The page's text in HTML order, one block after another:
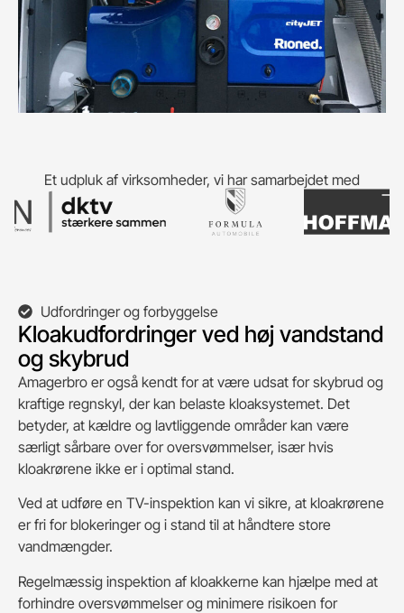
Et udpluk af virksomheder, vi har samarbejdet med
Udfordringer og forbyggelse
Kloakudfordringer ved høj vandstand
og skybrud
Amagerbro er også kendt for at være udsat for skybrud og
kraftige regnskyl, der kan belaste kloaksystemet. Det
betyder, at kældre og lavtliggende områder kan være
særligt sårbare over for oversvømmelser, især hvis
kloakrørene ikke er i optimal stand.
Ved at udføre en TV-inspektion kan vi sikre, at kloakrørene
er fri for blokeringer og i stand til at håndtere store
vandmængder.
Regelmæssig inspektion af kloakkerne kan hjælpe med at
forhindre oversvømmelser og minimere risikoen for